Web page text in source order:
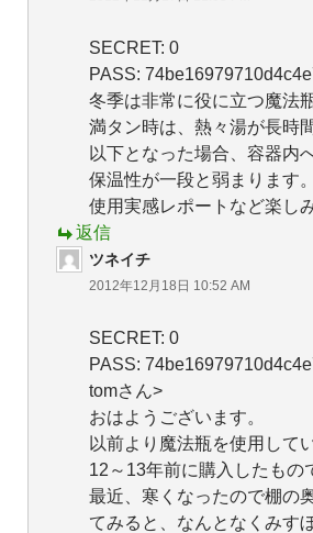
SECRET: 0
PASS:
冬季は非常に役に立つ魔法
満タン時は、熱々湯が長時
以下となった場合、容器内
保温性が一段と弱まります。
使用実感レポートなど楽し
返信
ツネイチ
2012年12月18日 10:52 AM
SECRET: 0
PASS:
tomさん>
おはようございます。
以前より魔法瓶を使用して
12～13年前に購入したもの
最近、寒くなったので棚の
てみると、なんとなくみす